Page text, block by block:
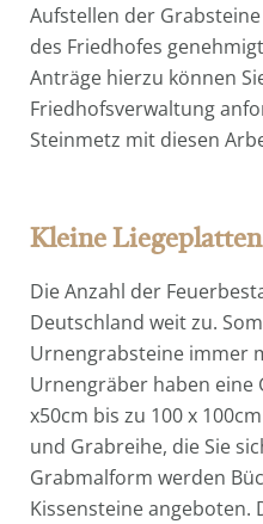
Aufstellen der
des Friedhofes
Anträge hierzu können
Friedhofsverwaltung
Steinmetz mit diesen
Kleine
Die Anzahl der
Deutschland weit zu.
Urnengrabsteine immer
Urnengräber haben eine
x50cm bis zu 100 x
und Grabreihe, die Sie
Grabmalform werden
Kissensteine angeboten.